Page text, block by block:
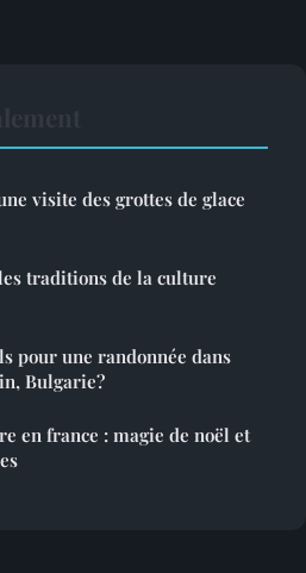
visite des grottes de glace
traditions de la culture
pour une randonnée dans
Bulgarie?
en france : magie de noël et